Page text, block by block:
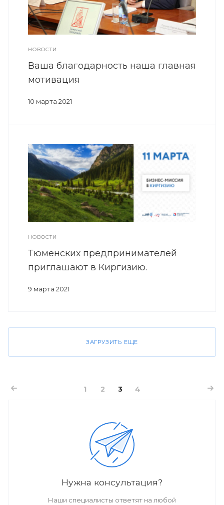
НОВОСТИ
Ваша благодарность наша главная
мотивация
10 марта 2021
НОВОСТИ
Тюменских предпринимателей
приглашают в Киргизию.
9 марта 2021
ЗАГРУЗИТЬ ЕЩЕ
1 2 3 4
Нужна консультация?
Наши специалисты ответят на любой